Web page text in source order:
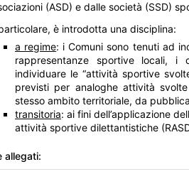
(ASD) e dalle società (SSD)
è introdotta una disciplina:
a regime: i Comuni sono tenuti ad
rappresentanze sportive locali, i
individuare le “attività sportive
previsti per analoghe attività
stesso ambito territoriale, da
transitoria: ai fini dell’applicazione
attività sportive dilettantistiche
allegati:
presso l'ODCEC di Patti (ME)
già aderito per il biennio 2025/
(assenza di adesione al CPB)
reddito proposto (in base al
presso l'ODCEC di Patti (ME)